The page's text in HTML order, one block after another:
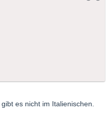
gibt es nicht im Italienischen.